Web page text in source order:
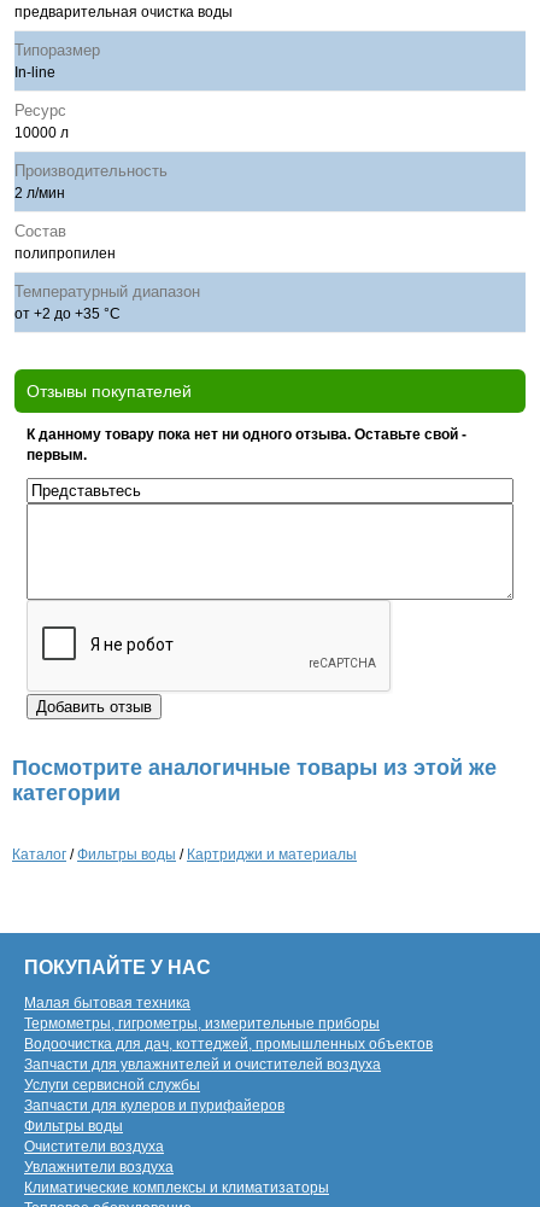
предварительная очистка воды
Типоразмер
In-line
Ресурс
10000 л
Производительность
2 л/мин
Состав
полипропилен
Температурный диапазон
от +2 до +35 °С
Отзывы покупателей
К данному товару пока нет ни одного отзыва. Оставьте свой -
первым.
Посмотрите аналогичные товары из этой же
категории
Каталог /Фильтры воды / Картриджи и материалы
ПОКУПАЙТЕ У НАС
Малая бытовая техника
Термометры, гигрометры, измерительные приборы
Водоочистка для дач, коттеджей, промышленных объектов
Запчасти для увлажнителей и очистителей воздуха
Услуги сервисной службы
Запчасти для кулеров и пурифайеров
Фильтры воды
Очистители воздуха
Увлажнители воздуха
Климатические комплексы и климатизаторы